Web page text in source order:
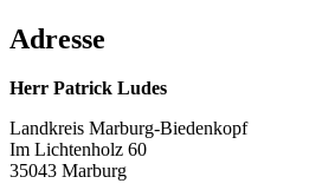
Adresse
Herr Patrick Ludes
Landkreis Marburg-Biedenkopf
Im Lichtenholz 60
35043 Marburg